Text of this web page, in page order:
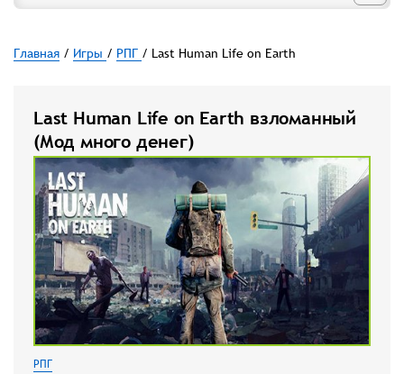
Главная / Игры / РПГ / Last Human Life on Earth
Last Human Life on Earth взломанный
(Мод много денег)
РПГ